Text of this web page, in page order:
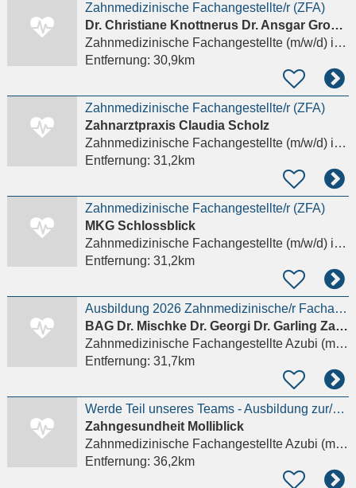
Zahnmedizinische Fachangestellte/r (ZFA)
Dr. Christiane Knottnerus Dr. Ansgar Gross Fachzahnärzte für Kieferorthopädie
Zahnmedizinische Fachangestellte (m/w/d)in Schwerin
Entfernung: 30,9km
Zahnmedizinische Fachangestellte/r (ZFA)
Zahnarztpraxis Claudia Scholz
Zahnmedizinische Fachangestellte (m/w/d)in Schwerin
Entfernung: 31,2km
Zahnmedizinische Fachangestellte/r (ZFA)
MKG Schlossblick
Zahnmedizinische Fachangestellte (m/w/d)in Schwerin
Entfernung: 31,2km
Ausbildung 2026 Zahnmedizinische/r Fachangestellte/r (m/w/d)
BAG Dr. Mischke Dr. Georgi Dr. Garling Zahnärzte
Zahnmedizinische Fachangestellte Azubi (m/w/d)
Entfernung: 31,7km
Werde Teil unseres Teams - Ausbildung zur/zum Zahnmedizinischen Fachangestellten (m/w/d) ab 01.09.20
Zahngesundheit Molliblick
Zahnmedizinische Fachangestellte Azubi (m/w/d)
Entfernung: 36,2km